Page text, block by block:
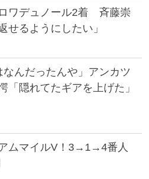
ワデュノール2着 斉藤崇
せるようにしたい」
なんだったんや」アンカツ
隠れてたギアを上げた」
アムマイルV！3→1→4番人